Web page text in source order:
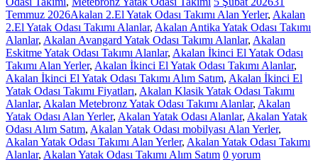
Temmuz 2026Akalan 2.El Yatak Odası Takımı Alan Yerler, Akalan
2.El Yatak Odası Takımı Alanlar, Akalan Antika Yatak Odası Takımı
Alanlar, Akalan Avangard Yatak Odası Takımı Alanlar, Akalan
Eskitme Yatak Odası Takımı Alanlar, Akalan İkinci El Yatak Odası
Takımı Alan Yerler, Akalan İkinci El Yatak Odası Takımı Alanlar,
Akalan İkinci El Yatak Odası Takımı Alım Satım, Akalan İkinci El
Yatak Odası Takımı Fiyatları, Akalan Klasik Yatak Odası Takımı
Alanlar, Akalan Metebronz Yatak Odası Takımı Alanlar, Akalan
Yatak Odası Alan Yerler, Akalan Yatak Odası Alanlar, Akalan Yatak
Odası Alım Satım, Akalan Yatak Odası mobilyası Alan Yerler,
Akalan Yatak Odası Takımı Alan Yerler, Akalan Yatak Odası Takımı
Alanlar, Akalan Yatak Odası Takımı Alım Satım 0 yorum